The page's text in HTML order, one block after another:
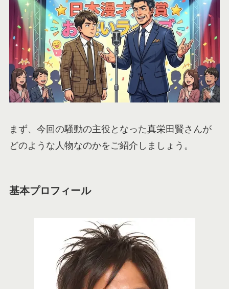
まず、今回の騒動の主役となった真栄田賢さんが
どのような人物なのかをご紹介しましょう。
基本プロフィール